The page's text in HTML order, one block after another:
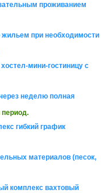
проживанием
жильем при необходимости
мини-гостиницу с
неделю полная
период.
гибкий график
материалов (песок,
комплекс вахтовый